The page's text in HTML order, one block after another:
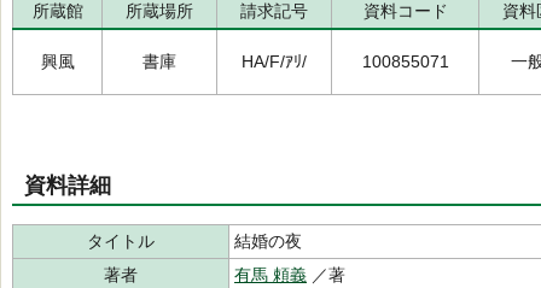
所蔵館 所蔵場所 請求記号 資料コード 資料
興風 書庫 HA/F/ｱﾘ/ 100855071 一
資料詳細
タイトル
結婚の夜
著者
有馬 頼義 ／著